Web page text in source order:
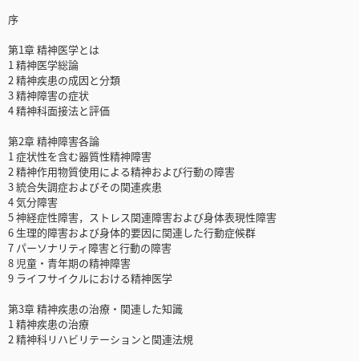
序
第1章 精神医学とは
1 精神医学総論
2 精神疾患の成因と分類
3 精神障害の症状
4 精神科面接法と評価
第2章 精神障害各論
1 症状性を含む器質性精神障害
2 精神作用物質使用による精神および行動の障害
3 統合失調症およびその関連疾患
4 気分障害
5 神経症性障害，ストレス関連障害および身体表現性障害
6 生理的障害および身体的要因に関連した行動症候群
7 パーソナリティ障害と行動の障害
8 児童・青年期の精神障害
9 ライフサイクルにおける精神医学
第3章 精神疾患の治療・関連した知識
1 精神疾患の治療
2 精神科リハビリテーションと関連法規